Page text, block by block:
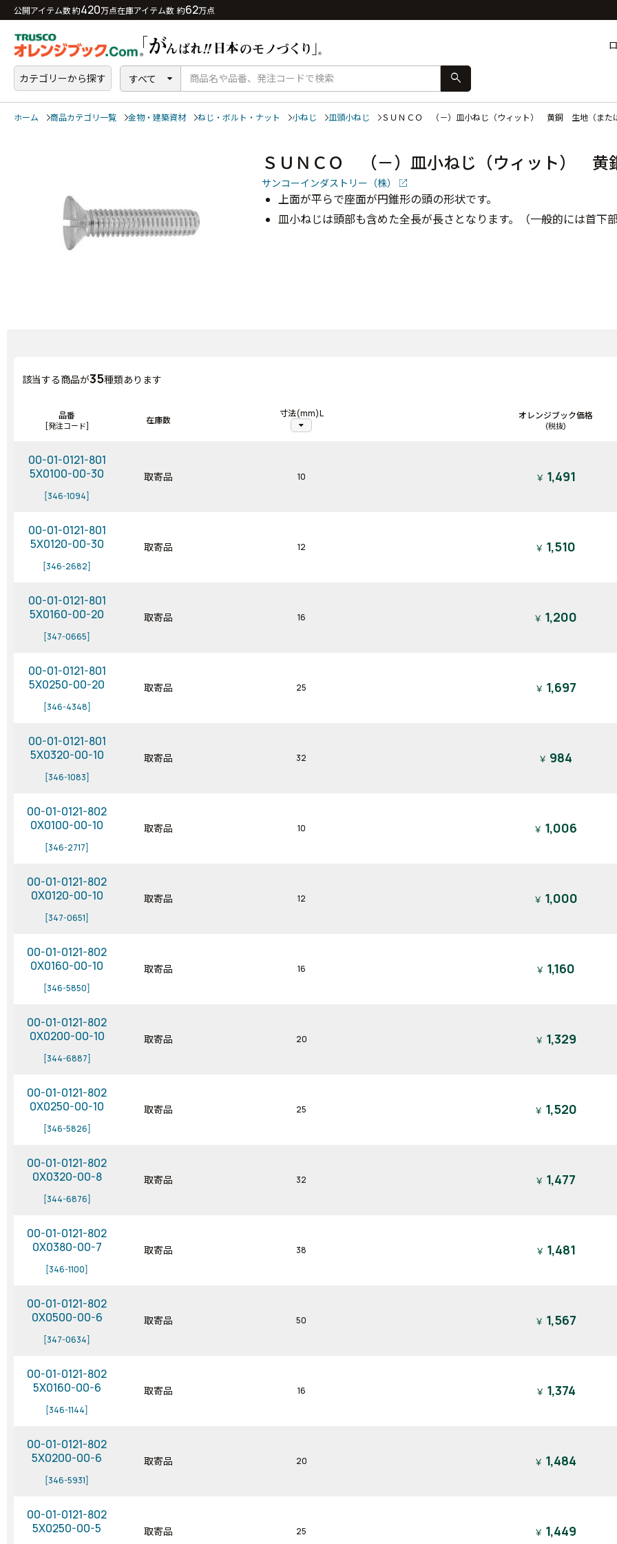
公開アイテム数 約420万点在庫アイテム数 約62万点
カテゴリーから探す すべて search
ホーム 商品カテゴリ一覧 金物・建築資材 ねじ・ボルト・ナット 小ねじ 皿頭小ねじ ＳＵＮＣＯ （－）皿小ねじ（ウィット） 黄銅 生地（または
ＳＵＮＣＯ （－）皿小ねじ（ウィット） 黄
サンコーインダストリー（株）
上面が平らで座面が円錐形の頭の形状です。
皿小ねじは頭部も含めた全長が長さとなります。（一般的には首下部
該当する商品が35種類あります
品番
[発注コード] 在庫数
寸法(mm)L
arrow_drop_down
オレンジブック価格
(税抜)
00-01-0121-801
5X0100-00-30
[346-1094]
取寄品 10 ￥ 1,491
00-01-0121-801
5X0120-00-30
[346-2682]
取寄品 12 ￥ 1,510
00-01-0121-801
5X0160-00-20
[347-0665]
取寄品 16 ￥ 1,200
00-01-0121-801
5X0250-00-20
[346-4348]
取寄品 25 ￥ 1,697
00-01-0121-801
5X0320-00-10
[346-1083]
取寄品 32 ￥ 984
00-01-0121-802
0X0100-00-10
[346-2717]
取寄品 10 ￥ 1,006
00-01-0121-802
0X0120-00-10
[347-0651]
取寄品 12 ￥ 1,000
00-01-0121-802
0X0160-00-10
[346-5850]
取寄品 16 ￥ 1,160
00-01-0121-802
0X0200-00-10
[344-6887]
取寄品 20 ￥ 1,329
00-01-0121-802
0X0250-00-10
[346-5826]
取寄品 25 ￥ 1,520
00-01-0121-802
0X0320-00-8
[344-6876]
取寄品 32 ￥ 1,477
00-01-0121-802
0X0380-00-7
[346-1100]
取寄品 38 ￥ 1,481
00-01-0121-802
0X0500-00-6
[347-0634]
取寄品 50 ￥ 1,567
00-01-0121-802
5X0160-00-6
[346-1144]
取寄品 16 ￥ 1,374
00-01-0121-802
5X0200-00-6
[346-5931]
取寄品 20 ￥ 1,484
00-01-0121-802
5X0250-00-5
取寄品 25 ￥ 1,449